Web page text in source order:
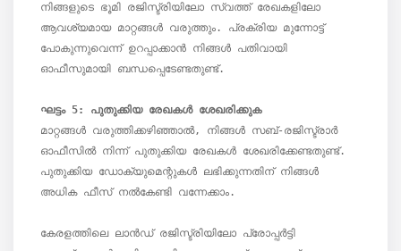
നിങ്ങളുടെ ഭൂമി രജിസ്ട്രിയിലോ സ്വത്ത് രേഖകളിലോ
ആവശ്യമായ മാറ്റങ്ങൾ വരുത്തും. പ്രക്രിയ മുന്നോട്ട്
പോകുന്നുവെന്ന് ഉറപ്പാക്കാൻ നിങ്ങൾ പതിവായി
ഓഫീസുമായി ബന്ധപ്പെടേണ്ടതുണ്ട്.
മാറ്റങ്ങൾ വരുത്തിക്കഴിഞ്ഞാൽ, നിങ്ങൾ സബ്-രജിസ്ട്രാർ
ഓഫീസിൽ നിന്ന് പുതുക്കിയ രേഖകൾ ശേഖരിക്കേണ്ടതുണ്ട്.
പുതുക്കിയ ഡോക്യുമെന്റുകൾ ലഭിക്കുന്നതിന് നിങ്ങൾ
അധിക ഫീസ് നൽകേണ്ടി വന്നേക്കാം.
കേരളത്തിലെ ലാൻഡ് രജിസ്ട്രിയിലോ പ്രോപ്പർട്ടി